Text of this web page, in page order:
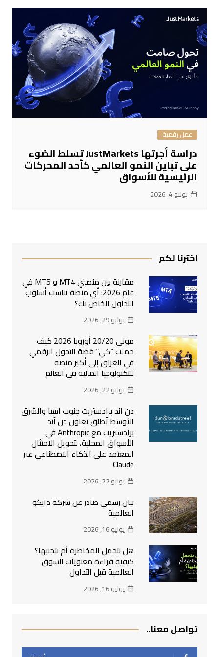
عمل رقمية
دراسة أجرتها JustMarkets تسلط الضوء
على تباين النمو العالمي كأحد المحركات
الرئيسية للأسواق
يونيو 4, 2026
اخترنا لكم
مقارنة بين منصتي MT4 و MT5 في
عام 2026: أي منصة تناسب أسلوب
التداول الخاص بك؟
يوليو 29, 2026
موني 20/20 أوروبا 2026 كيف
حملت “كي” قصة التحول الرقمي
في العراق إلى أكبر منصة
للتكنولوجيا المالية في العالم
يوليو 22, 2026
دن آند برادستريت جنوب آسيا والشرق
الأوسط تُطلق تعاون دن آند
برادستريت مع Anthropic في
الأسواق المحلية، لتحويل الامتثال
المعتمد على الذكاء الاصطناعي عبر
Claude
يوليو 22, 2026
بيان رسمي صادر عن شركة دايكو
العالمية
يوليو 16, 2026
هل نتحمل المخاطرة أم نتجنبها؟
كيفية قراءة معنويات السوق
العالمية قبل التداول
يوليو 16, 2026
تواصل معنا..